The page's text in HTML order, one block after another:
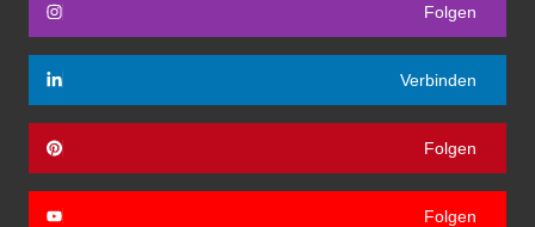
Folgen
Verbinden
Folgen
Folgen